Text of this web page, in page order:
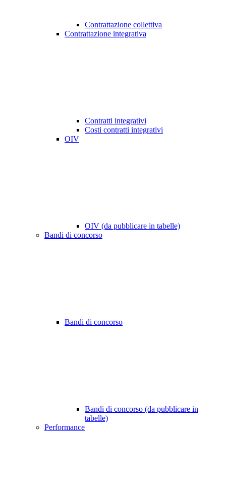
Contrattazione collettiva
Contrattazione integrativa
Contratti integrativi
Costi contratti integrativi
OIV
OIV (da pubblicare in tabelle)
Bandi di concorso
Bandi di concorso
Bandi di concorso (da pubblicare in
tabelle)
Performance